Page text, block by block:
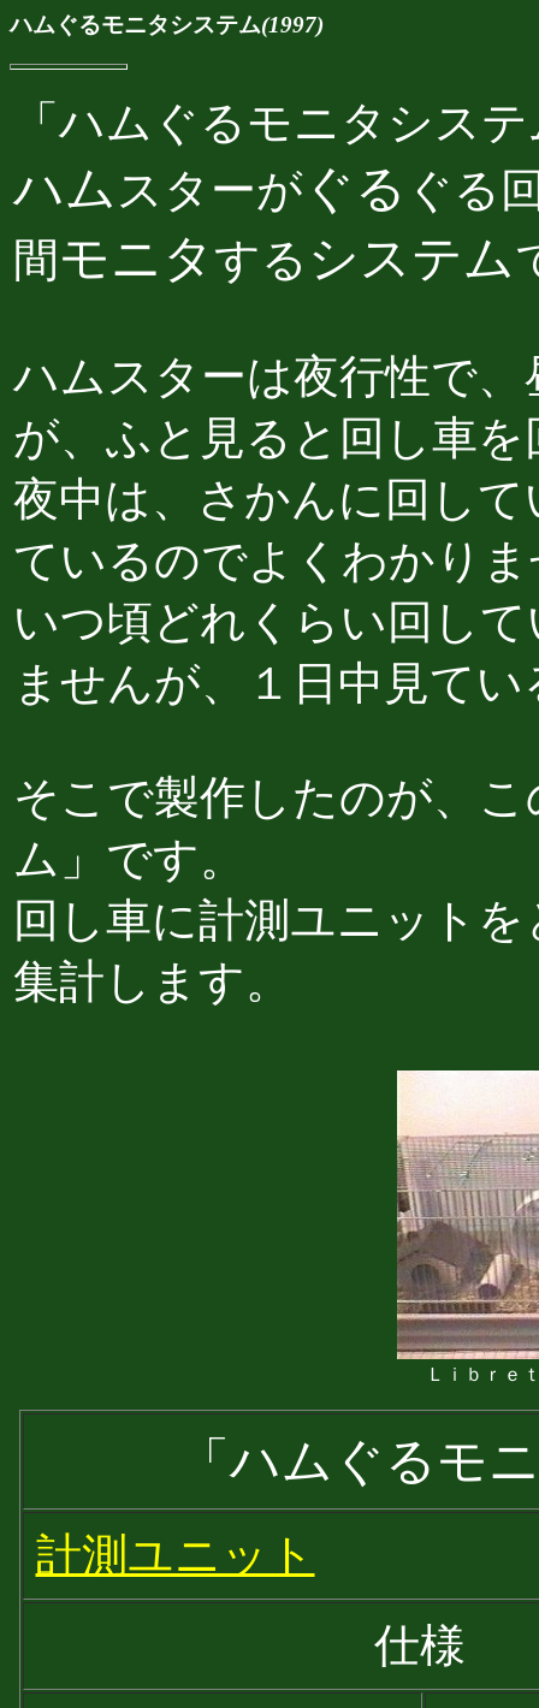
ハムぐるモニタシステム(1997)
「ハムぐるモニタシス
ハム スターが ぐる ぐる
間モニタ する システム
ハムスターは夜行性で
が、ふと見ると回し車
夜中は、さかんに回し
ているのでよくわかり
いつ頃どれくらい回し
ませんが、１日中見て
そこで製作したのが、
ム」です。
回し車に計測ユニット
集計します。
Ｌｉｂｒｅ
「ハムぐるモ
計測ユニット
仕様